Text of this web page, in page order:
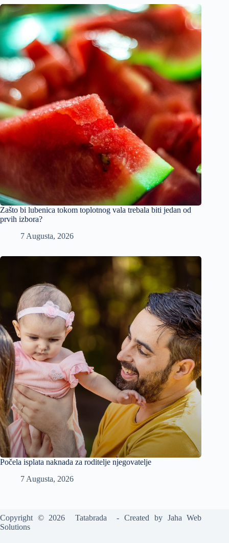
Zašto bi lubenica tokom toplotnog vala trebala biti jedan od
prvih izbora?
7 Augusta, 2026
Počela isplata naknada za roditelje njegovatelje
7 Augusta, 2026
Copyright © 2026 Tatabrada - Created by Jaha Web
Solutions